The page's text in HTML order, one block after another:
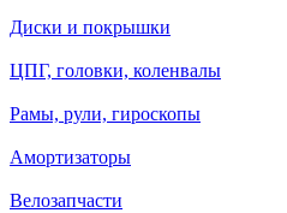
Диски и покрышки
ЦПГ, головки, коленвалы
Рамы, рули, гироскопы
Амортизаторы
Велозапчасти